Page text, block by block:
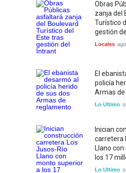
Obras
zanja del
Turístico
gestión
Locales
El
policía
Armas
Lo Ultimo
Inician
carretera
Llano
los 17
Lo Ultimo